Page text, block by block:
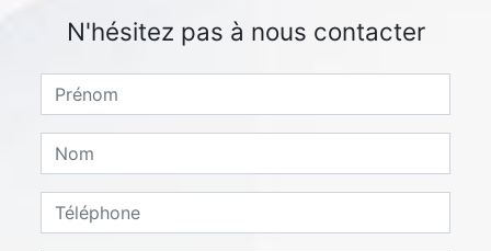
N'hésitez pas à nous contacter